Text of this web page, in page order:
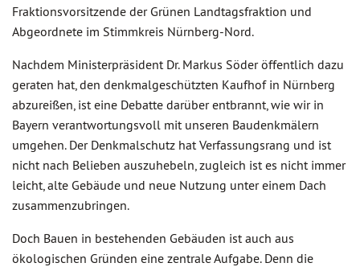
Fraktionsvorsitzende der Grünen Landtagsfraktion und
Abgeordnete im Stimmkreis Nürnberg-Nord.
Nachdem Ministerpräsident Dr. Markus Söder öffentlich dazu
geraten hat, den denkmalgeschützten Kaufhof in Nürnberg
abzureißen, ist eine Debatte darüber entbrannt, wie wir in
Bayern verantwortungsvoll mit unseren Baudenkmälern
umgehen. Der Denkmalschutz hat Verfassungsrang und ist
nicht nach Belieben auszuhebeln, zugleich ist es nicht immer
leicht, alte Gebäude und neue Nutzung unter einem Dach
zusammenzubringen.
Doch Bauen in bestehenden Gebäuden ist auch aus
ökologischen Gründen eine zentrale Aufgabe. Denn die